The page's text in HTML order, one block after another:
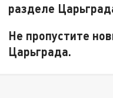
разделе
Не пропустите
Царьграда.